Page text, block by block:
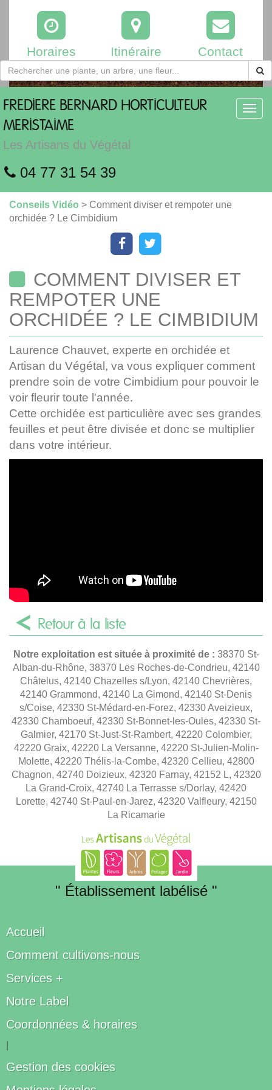
Horaires Itinéraire Contact
FREDIERE BERNARD HORTICULTEUR
MERISTAIME
Les Artisans du Végétal
04 77 31 54 39
Conseils Vidéo > Comment diviser et rempoter une
orchidée ? Le Cimbidium
COMMENT DIVISER ET
REMPOTER UNE
ORCHIDÉE ? LE CIMBIDIUM
Laurence Chauvet, experte en orchidée et
Artisan du Végétal, va vous expliquer comment
prendre soin de votre Cimbidium pour pouvoir le
voir fleurir toute l'année.
Cette orchidée est particulière avec ses grandes
feuilles et peut être divisée et donc se multiplier
dans votre intérieur.
Retour à la liste
Notre exploitation est située à proximité de : 38370 St-
Alban-du-Rhône, 38370 Les Roches-de-Condrieu, 42140
Châtelus, 42140 Chazelles s/Lyon, 42140 Chevrières,
42140 Grammond, 42140 La Gimond, 42140 St-Denis
s/Coise, 42330 St-Médard-en-Forez, 42330 Aveizieux,
42330 Chamboeuf, 42330 St-Bonnet-les-Oules, 42330 St-
Galmier, 42170 St-Just-St-Rambert, 42220 Colombier,
42220 Graix, 42220 La Versanne, 42220 St-Julien-Molin-
Molette, 42220 Thélis-la-Combe, 42320 Cellieu, 42800
Chagnon, 42740 Doizieux, 42320 Farnay, 42152 L, 42320
La Grand-Croix, 42740 La Terrasse s/Dorlay, 42420
Lorette, 42740 St-Paul-en-Jarez, 42320 Valfleury, 42150
La Ricamarie
" Établissement labélisé "
Accueil
Comment cultivons-nous
Services +
Notre Label
Coordonnées & horaires
Gestion des cookies